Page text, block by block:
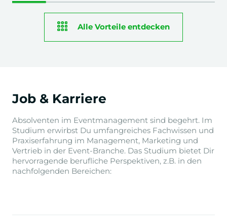
Alle Vorteile entdecken
Job & Karriere
Absolventen im Eventmanagement sind begehrt. Im
Studium erwirbst Du umfangreiches Fachwissen und
Praxiserfahrung im Management, Marketing und
Vertrieb in der Event-Branche. Das Studium bietet Dir
hervorragende berufliche Perspektiven, z.B. in den
nachfolgenden Bereichen: